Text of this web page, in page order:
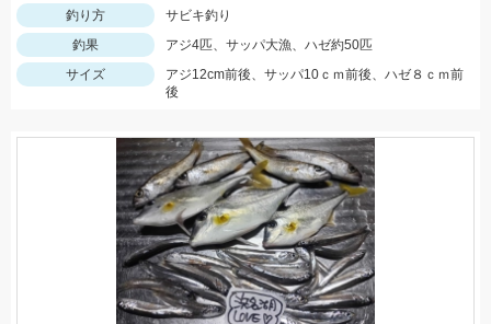
釣り方
サビキ釣り
釣果
アジ4匹、サッパ大漁、ハゼ約50匹
サイズ
アジ12cm前後、サッパ10ｃｍ前後、ハゼ８ｃｍ前
後